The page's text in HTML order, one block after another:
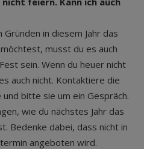
Gründen in diesem Jahr das
musst du es auch
sein. Wenn du heuer nicht
auch nicht. Kontaktiere die
bitte sie um ein Gespräch.
wie du nächstes Jahr das
Bedenke dabei, dass nicht in
angeboten wird.